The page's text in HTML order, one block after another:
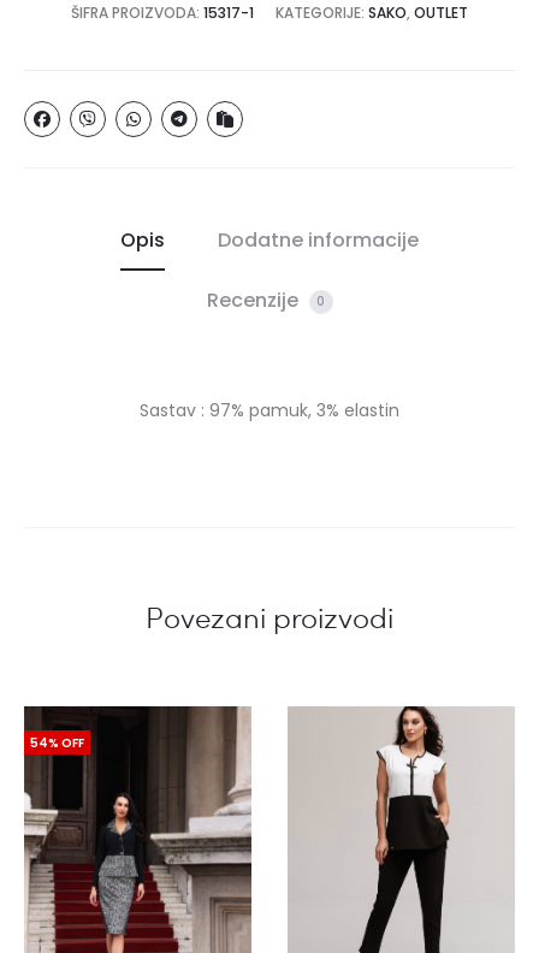
ŠIFRA PROIZVODA: 15317-1 KATEGORIJE: SAKO, OUTLET
Opis Dodatne informacije
Recenzije 0
Sastav : 97% pamuk, 3% elastin
Povezani proizvodi
54% OFF